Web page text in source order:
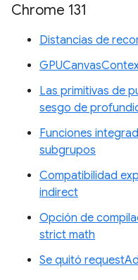
Chrome 131
Distancias de
Las primitivas de
sesgo de
Funciones
subgrupos
Compatibilidad
indirect
Opción de
strict math
Se quitó